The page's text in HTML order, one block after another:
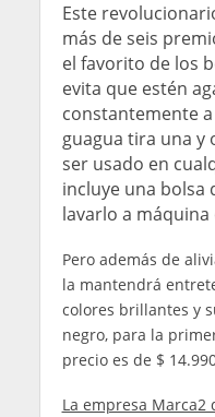
Este
más de seis
el favorito de los
evita que estén
constantemente
guagua tira una y
ser usado en
incluye una bolsa
lavarlo a
Pero además de
la mantendrá
colores brillantes y
negro, para la
precio es de $
La empresa